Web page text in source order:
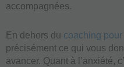
accompagnées.
En dehors du coaching
précisément ce qui vous
avancer. Quant à l’anxiété,